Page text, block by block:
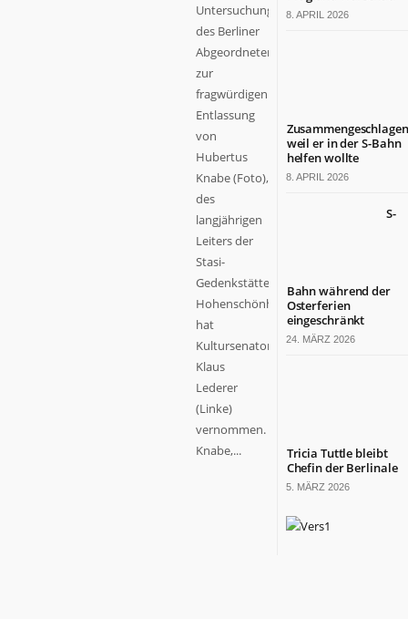
Untersuchungsausschuss
des Berliner
Abgeordnetenhauses
zur
fragwürdigen
Entlassung
von
Hubertus
Knabe (Foto),
des
langjährigen
Leiters der
Stasi-
Gedenkstätte
Hohenschönhausen,
hat
Kultursenator
Klaus
Lederer
(Linke)
vernommen.
Knabe,...
8. APRIL 2026
weil er in der S-Bahn
helfen wollte
8. APRIL 2026
S-
Bahn während der
Osterferien
eingeschränkt
24. MÄRZ 2026
Tricia Tuttle bleibt
Chefin der Berlinale
5. MÄRZ 2026